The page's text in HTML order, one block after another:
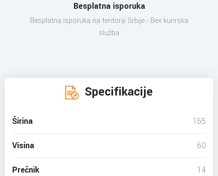
Besplatna isporuka
Besplatna isporuka na teritoriji Srbije - Bex kurirska
služba
Specifikacije
Širina 165
Visina 60
Prečnik 14